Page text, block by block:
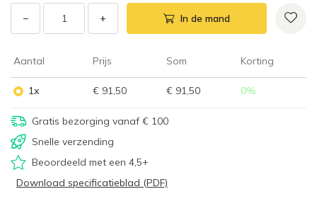
− + In de mand
Aantal Prijs Som Korting
1x € 91,50 € 91,50 0%
Gratis bezorging vanaf € 100
Snelle verzending
Beoordeeld met een 4,5+
Download specificatieblad (PDF)